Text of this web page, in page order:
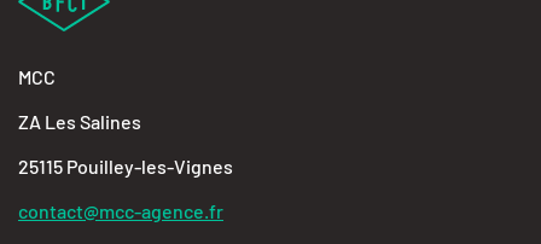
MCC
ZA Les Salines
25115 Pouilley-les-Vignes
contact@mcc-agence.fr